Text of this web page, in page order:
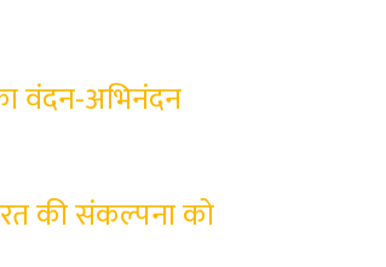
वंदन-अभिनंदन
की संकल्पना को